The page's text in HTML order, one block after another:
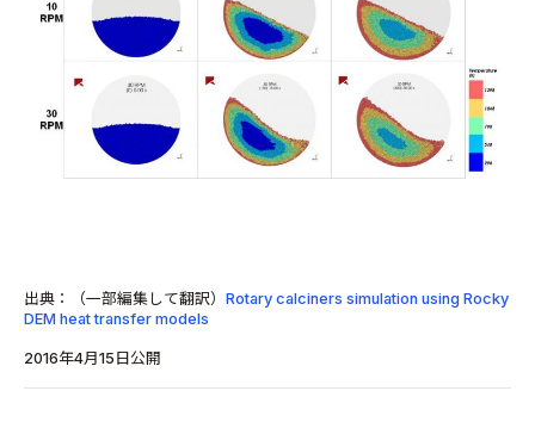
出典：（一部編集して翻訳） Rotary calciners simulation using Rocky
DEM heat transfer models
2016年4月15日公開